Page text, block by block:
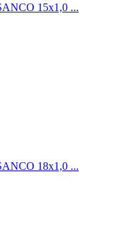
15x1,0 ...
18x1,0 ...